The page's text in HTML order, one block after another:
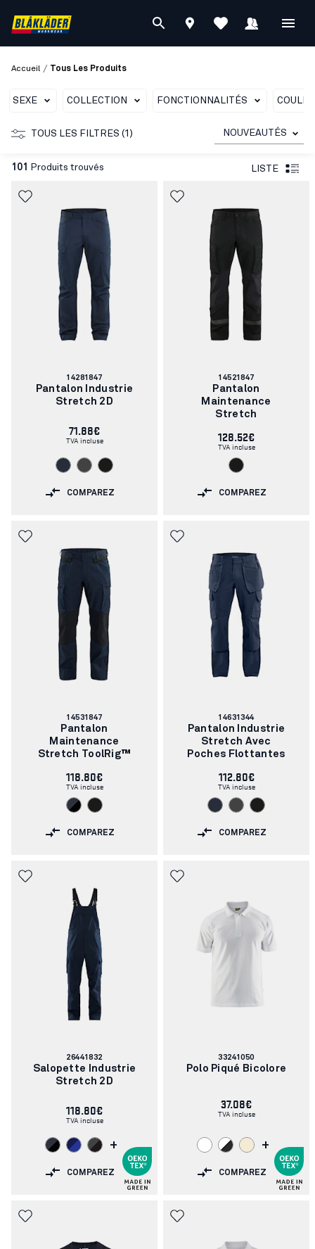
Accueil / Tous Les Produits
SEXE COLLECTION FONCTIONNALITÉS
TOUS LES FILTRES (1) NOUVEAUTÉS
101 Produits trouvés LISTE
Numéro
d'article:
14281847
Pantalon Industrie
Stretch 2D
71.88€
TVA incluse
COMPAREZ
Numéro
d'article:
14521847
Pantalon
Maintenance
Stretch
128.52€
TVA incluse
COMPAREZ
Numéro
d'article:
14531847
Pantalon
Maintenance
Stretch ToolRig™
118.80€
TVA incluse
COMPAREZ
Numéro
d'article:
14631344
Pantalon Industrie
Stretch Avec
Poches Flottantes
112.80€
TVA incluse
COMPAREZ
Numéro
d'article:
26441832
Salopette Industrie
Stretch 2D
118.80€
TVA incluse
+
COMPAREZ
Numéro
d'article:
33241050
Polo Piqué Bicolore
37.08€
TVA incluse
+
COMPAREZ